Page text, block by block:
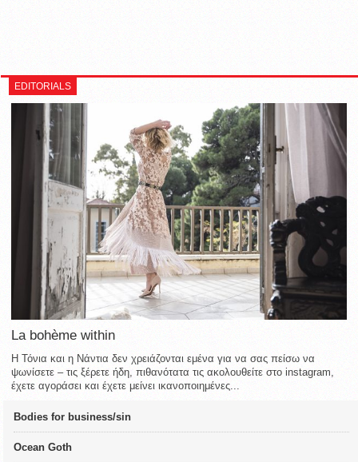
EDITORIALS
La bohème within
Η Τόνια και η Νάντια δεν χρειάζονται εμένα για να σας πείσω να
ψωνίσετε – τις ξέρετε ήδη, πιθανότατα τις ακολουθείτε στο instagram,
έχετε αγοράσει και έχετε μείνει ικανοποιημένες...
Bodies for business/sin
Ocean Goth